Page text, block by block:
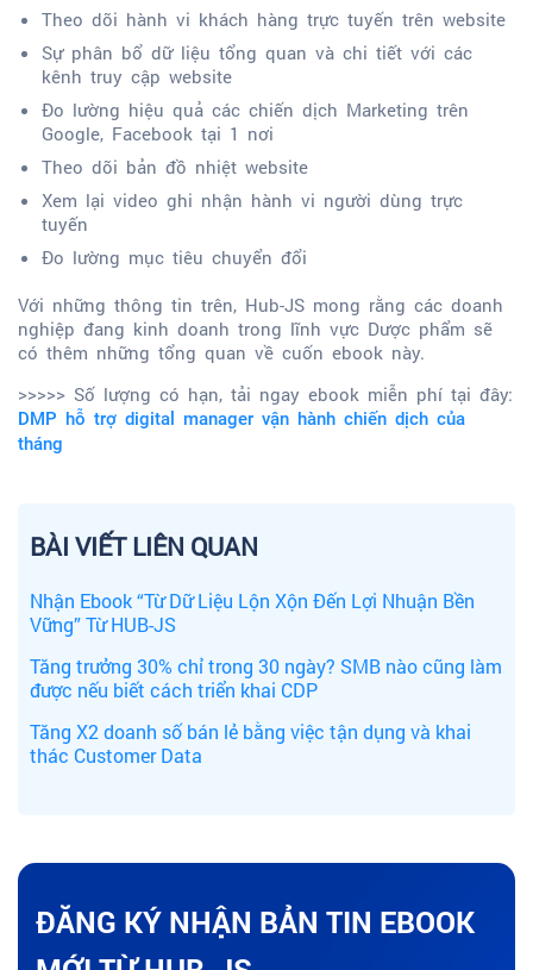
Theo dõi hành vi khách hàng trực tuyến trên website
Sự phân bổ dữ liệu tổng quan và chi tiết với các
kênh truy cập website
Đo lường hiệu quả các chiến dịch Marketing trên
Google, Facebook tại 1 nơi
Theo dõi bản đồ nhiệt website
Xem lại video ghi nhận hành vi người dùng trực
tuyến
Đo lường mục tiêu chuyển đổi
Với những thông tin trên, Hub-JS mong rằng các doanh
nghiệp đang kinh doanh trong lĩnh vực Dược phẩm sẽ
có thêm những tổng quan về cuốn ebook này.
>>>>> Số lượng có hạn, tải ngay ebook miễn phí tại đây:
DMP hỗ trợ digital manager vận hành chiến dịch của
tháng
BÀI VIẾT LIÊN QUAN
Nhận Ebook “Từ Dữ Liệu Lộn Xộn Đến Lợi Nhuận Bền
Vững” Từ HUB-JS
Tăng trưởng 30% chỉ trong 30 ngày? SMB nào cũng làm
được nếu biết cách triển khai CDP
Tăng X2 doanh số bán lẻ bằng việc tận dụng và khai
thác Customer Data
ĐĂNG KÝ NHẬN BẢN TIN EBOOK